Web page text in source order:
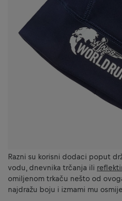
Razni su korisni dodaci poput
vodu, dnevnika trčanja ili
omiljenom trkaču nešto od
najdražu boju i izmami mu